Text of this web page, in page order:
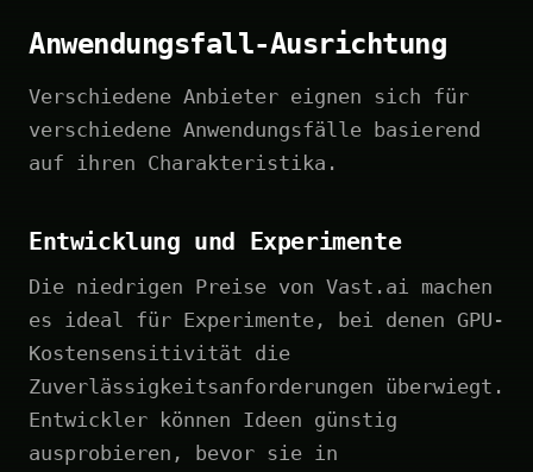
Anwendungsfall-Ausrichtung
Verschiedene Anbieter eignen sich für
verschiedene Anwendungsfälle basierend
auf ihren Charakteristika.
Entwicklung und Experimente
Die niedrigen Preise von Vast.ai machen
es ideal für Experimente, bei denen GPU-
Kostensensitivität die
Zuverlässigkeitsanforderungen überwiegt.
Entwickler können Ideen günstig
ausprobieren, bevor sie in